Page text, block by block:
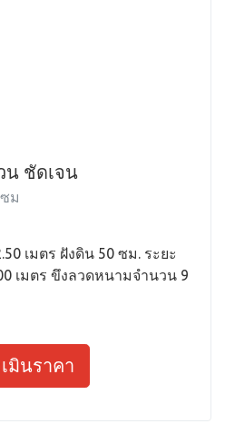
น ชัดเจน
ม
เมตร ฝังดิน 50 ซม. ระยะ
เมตร ขึงลวดหนามจำนวน 9
มินราคา